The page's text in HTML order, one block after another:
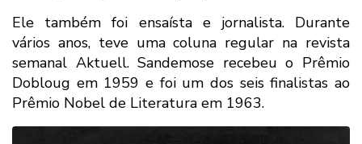
Ele também foi ensaísta e jornalista. Durante
vários anos, teve uma coluna regular na revista
semanal Aktuell. Sandemose recebeu o Prêmio
Dobloug em 1959 e foi um dos seis finalistas ao
Prêmio Nobel de Literatura em 1963.